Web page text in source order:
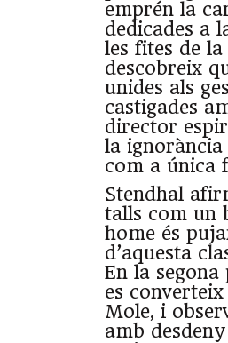
emprén la
dedicades a
les fites de
descobreix
unides als
castigades
director
la ignorància
com a única
Stendhal
talls com un
home és
d’aquesta
En la segona
es
Mole, i
amb